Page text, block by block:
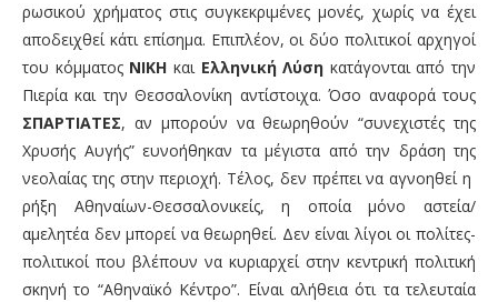
ρωσικού χρήματος στις συγκεκριμένες μονές, χωρίς να έχει
αποδειχθεί κάτι επίσημα. Επιπλέον, οι δύο πολιτικοί αρχηγοί
του κόμματοςΝΙΚΗ και Ελληνική Λύση κατάγονται από την
Πιερία και την Θεσσαλονίκη αντίστοιχα. Όσο αναφορά τους
ΣΠΑΡΤΙΑΤΕΣ, αν μπορούν να θεωρηθούν “συνεχιστές της
Χρυσής Αυγής” ευνοήθηκαν τα μέγιστα από την δράση της
νεολαίας της στην περιοχή. Τέλος, δεν πρέπει να αγνοηθεί η
ρήξη Αθηναίων-Θεσσαλονικείς, η οποία μόνο αστεία/
αμελητέα δεν μπορεί να θεωρηθεί. Δεν είναι λίγοι οι πολίτες-
πολιτικοί που βλέπουν να κυριαρχεί στην κεντρική πολιτική
σκηνή το “Αθηναϊκό Κέντρο”. Είναι αλήθεια ότι τα τελευταία